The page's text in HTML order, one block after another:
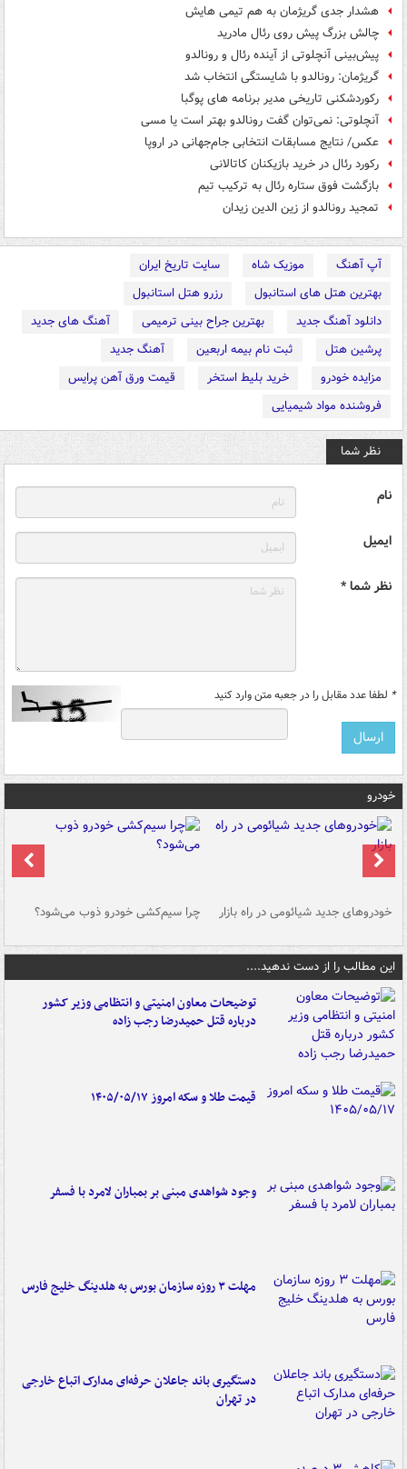
هشدار جدی گریژمان به هم تیمی هایش
چالش بزرگ پیش روی رئال مادرید
پیش‌بینی آنچلوتی از آینده رئال و رونالدو
گریژمان: رونالدو با شایستگی انتخاب شد
رکوردشکنی تاریخی مدیر برنامه های پوگبا
آنچلوتی: نمی‌توان گفت رونالدو بهتر است یا مسی
عکس/ نتایج مسابقات انتخابی جام‌جهانی در اروپا
رکورد رئال در خرید بازیکنان کاتالانی
بازگشت فوق ستاره رئال به ترکیب تیم
تمجید رونالدو از زین الدین زیدان
آپ آهنگ موزیک شاه
سایت تاریخ ایران
بهترین هتل های استانبول
رزرو هتل استانبول
دانلود آهنگ جدید
بهترین جراح بینی ترمیمی
آهنگ های جدید
پرشین هتل
ثبت نام بیمه اربعین
آهنگ جدید
مزایده خودرو
خرید بلیط استخر
قیمت ورق آهن پرایس
فروشنده مواد شیمیایی
نظر شما
نام
ایمیل
نظر شما *
* لطفا عدد مقابل را در جعبه متن وارد کنید
خودرو
خودروهای جدید شیائومی در راه بازار چرا سیم‌کشی خودرو ذوب می‌شود؟
این مطالب را از دست ندهید....
توضیحات معاون امنیتی و انتظامی وزیر کشور
درباره قتل حمیدرضا رجب زاده
قیمت طلا و سکه امروز ۱۴۰۵/۰۵/۱۷
وجود شواهدی مبنی بر بمباران لامرد با فسفر
مهلت ۳ روزه سازمان بورس به هلدینگ خلیج فارس
دستگیری باند جاعلان حرفه‌ای مدارک اتباع خارجی
در تهران